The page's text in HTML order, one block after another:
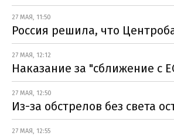
27 МАЯ, 11:50
Россия решила, что
27 МАЯ, 12:12
Наказание за "сближение с
27 МАЯ, 12:50
Из-за обстрелов без света
27 МАЯ, 12:55